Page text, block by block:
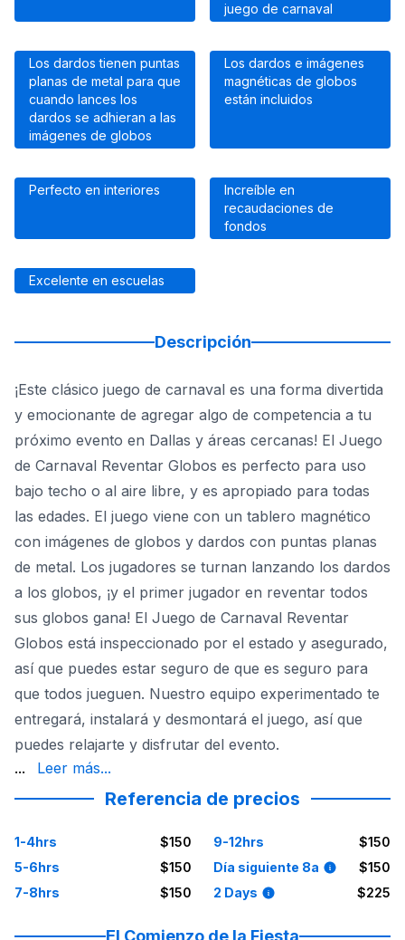
juego de carnaval
Los dardos tienen puntas
planas de metal para que
cuando lances los
dardos se adhieran a las
imágenes de globos
Los dardos e imágenes
magnéticas de globos
están incluidos
Perfecto en interiores
Increíble en
recaudaciones de
fondos
Excelente en escuelas
Descripción
¡Este clásico juego de carnaval es una forma divertida
y emocionante de agregar algo de competencia a tu
próximo evento en Dallas y áreas cercanas! El Juego
de Carnaval Reventar Globos es perfecto para uso
bajo techo o al aire libre, y es apropiado para todas
las edades. El juego viene con un tablero magnético
con imágenes de globos y dardos con puntas planas
de metal. Los jugadores se turnan lanzando los dardos
a los globos, ¡y el primer jugador en reventar todos
sus globos gana! El Juego de Carnaval Reventar
Globos está inspeccionado por el estado y asegurado,
así que puedes estar seguro de que es seguro para
que todos jueguen. Nuestro equipo experimentado te
entregará, instalará y desmontará el juego, así que
puedes relajarte y disfrutar del evento.
fiesta, recaudación de fondos o evento escolar en
... Leer más...
Referencia de precios
1-4hrs
$150
5-6hrs
$150
7-8hrs
$150
9-12hrs
$150
Día siguiente 8a
$150
2 Days
$225
El Comienzo de la Fiesta